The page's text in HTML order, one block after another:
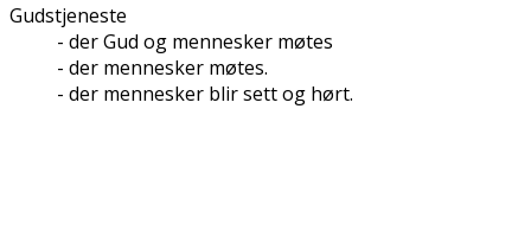
Gudstjeneste
- der Gud og mennesker møtes
- der mennesker møtes.
- der mennesker blir sett og hørt.